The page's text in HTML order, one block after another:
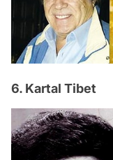
6. Kartal Tibet